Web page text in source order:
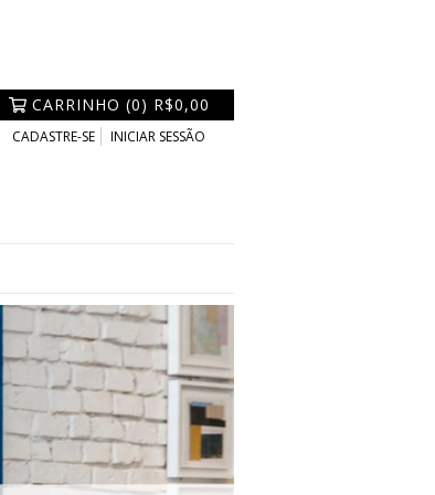
CARRINHO (0) R$0,00
CADASTRE-SE INICIAR SESSÃO